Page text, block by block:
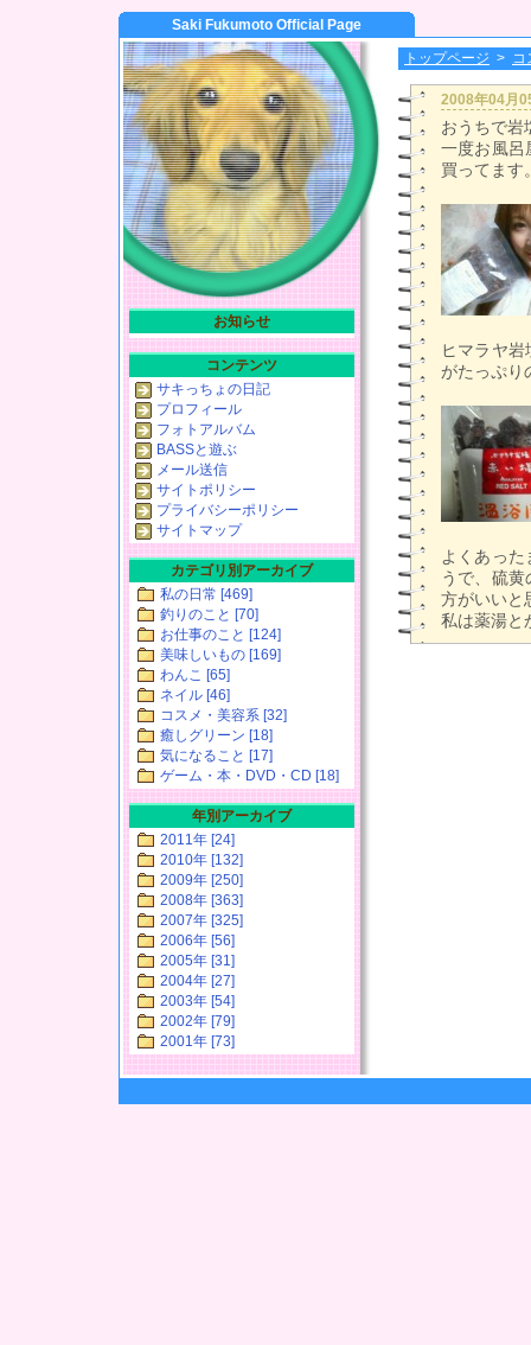
Saki Fukumoto Official Page
トップページ > コ
2008年04月
おうちで岩
一度お風呂
買ってます
ヒマラヤ
がたっぷり
よくあっ
うで、硫
方がいいと
私は薬湯と
お知らせ
コンテンツ
サキっちょの日記
プロフィール
フォトアルバム
BASSと遊ぶ
メール送信
サイトポリシー
プライバシーポリシー
サイトマップ
カテゴリ別アーカイブ
私の日常 [469]
釣りのこと [70]
お仕事のこと [124]
美味しいもの [169]
わんこ [65]
ネイル [46]
コスメ・美容系 [32]
癒しグリーン [18]
気になること [17]
ゲーム・本・DVD・CD [18]
年別アーカイブ
2011年 [24]
2010年 [132]
2009年 [250]
2008年 [363]
2007年 [325]
2006年 [56]
2005年 [31]
2004年 [27]
2003年 [54]
2002年 [79]
2001年 [73]